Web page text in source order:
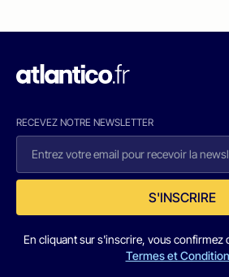
RECEVEZ NOTRE NEWSLETTER
S'INSCRIRE
En cliquant sur s'inscrire, vous confirmez
Termes et